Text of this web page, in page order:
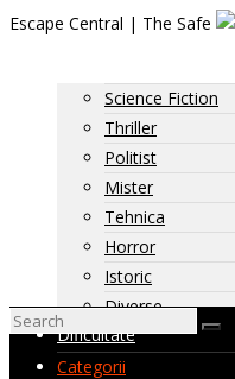
Escape Central | The Safe
Science Fiction
Thriller
Politist
Mister
Tehnica
Horror
Istoric
Diverse
Dificultate
Dificultate: usoara
Categorii